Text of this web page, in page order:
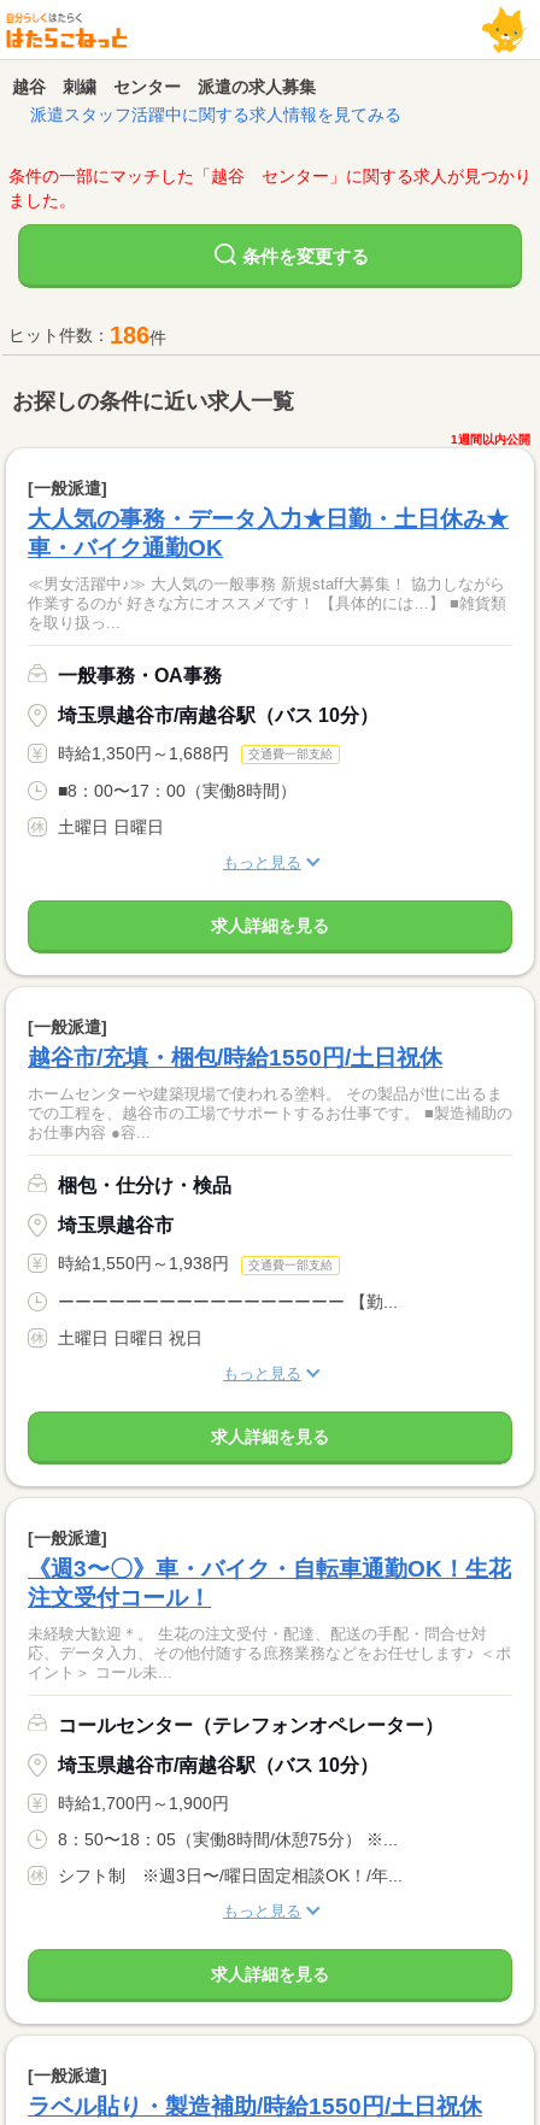
越谷 刺繍 センター 派遣の求人募集
派遣スタッフ活躍中に関する求人情報を見てみる
条件の一部にマッチした「越谷 センター」に関する求人が見つかり
ました。
条件を変更する
ヒット件数： 186件
お探しの条件に近い求人一覧
1週間以内公開
[一般派遣]
大人気の事務・データ入力★日勤・土日休み★
車・バイク通勤OK
≪男女活躍中♪≫ 大人気の一般事務 新規staff大募集！ 協力しながら
作業するのが 好きな方にオススメです！ 【具体的には…】 ■雑貨類
を取り扱っ...
一般事務・OA事務
埼玉県越谷市/南越谷駅（バス 10分）
時給1,350円～1,688円 交通費一部支給
■8：00〜17：00（実働8時間）
土曜日 日曜日
もっと見る
求人詳細を見る
[一般派遣]
越谷市/充填・梱包/時給1550円/土日祝休
ホームセンターや建築現場で使われる塗料。 その製品が世に出るま
での工程を、越谷市の工場でサポートするお仕事です。 ■製造補助の
お仕事内容 ●容...
梱包・仕分け・検品
埼玉県越谷市
時給1,550円～1,938円 交通費一部支給
ーーーーーーーーーーーーーーーーー 【勤...
土曜日 日曜日 祝日
もっと見る
求人詳細を見る
[一般派遣]
《週3〜〇》車・バイク・自転車通勤OK！生花
注文受付コール！
未経験大歓迎＊。 生花の注文受付・配達、配送の手配・問合せ対
応、データ入力、その他付随する庶務業務などをお任せします♪ ＜ポ
イント＞ コール未...
コールセンター（テレフォンオペレーター）
埼玉県越谷市/南越谷駅（バス 10分）
時給1,700円～1,900円
8：50〜18：05（実働8時間/休憩75分） ※...
シフト制 ※週3日〜/曜日固定相談OK！/年...
もっと見る
求人詳細を見る
[一般派遣]
ラベル貼り・製造補助/時給1550円/土日祝休